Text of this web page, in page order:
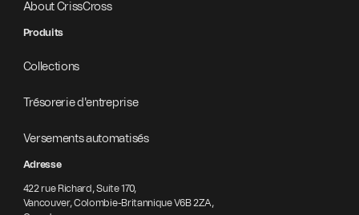
About CrissCross
Produits
Collections
Trésorerie d'entreprise
Versements automatisés
Adresse
422 rue Richard, Suite 170,
Vancouver, Colombie-Britannique V6B 2ZA,